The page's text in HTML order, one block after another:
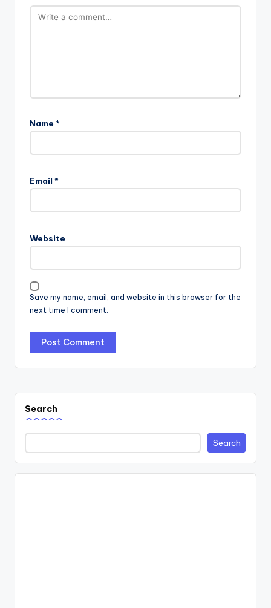
Name *
Email *
Website
Save my name, email, and website in this browser for the
next time I comment.
Search
Search